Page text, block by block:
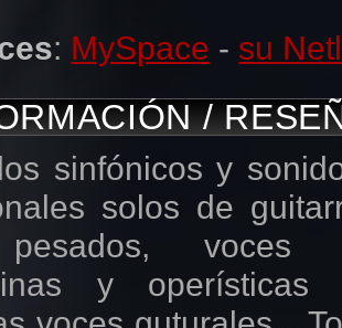
: MySpace - su
/
sinfónicos y
solos de
voces
y operísticas